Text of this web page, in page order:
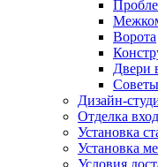
Ворота
Двери
Дизайн-
Отделка
Установка
Установка
Условия